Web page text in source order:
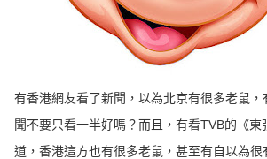
有香港網友看了新聞，以為北京有很多老鼠
聞不要只看一半好嗎？而且，有看TVB的《東
道，香港這方也有很多老鼠，甚至有自以為